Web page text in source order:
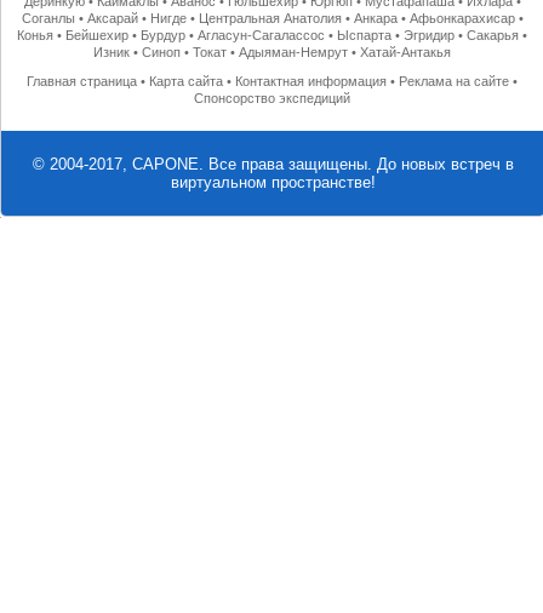
Соганлы • Аксарай• Нигде• Центральная Анатолия• Анкара• Афьонкарахисар•
Конья • Бейшехир • Бурдур •Агласун-Сагалассос • Ыспарта •Эгридир •Сакарья •
Изник •Синоп •Токат •Адыяман-Немрут •Хатай-Антакья
Главная страница • Карта сайта • Контактная информация • Реклама на сайте •
Спонсорство экспедиций
© 2004-2017, CAPONE. Все права защищены. До новых встреч в
виртуальном пространстве!